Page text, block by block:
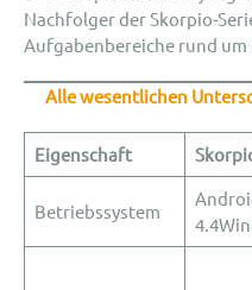
Nachfolger der Skorpio-
Aufgabenbereiche rund
Alle wesentlichen
Eigenschaft
Betriebssystem